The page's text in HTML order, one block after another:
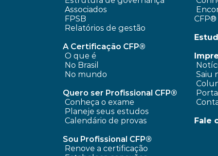
Associados
FPSB
Relatórios de gestão
A Certificação CFP®
O que é
No Brasil
No mundo
Quero ser Profissional CFP®
Conheça o exame
Planeje seus estudos
Calendário de provas
Sou Profissional CFP®
Renove a certificação
CFP®
Saiu
Fale